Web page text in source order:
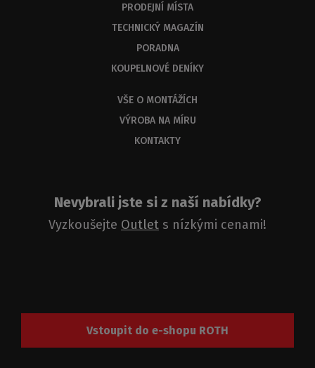
PRODEJNÍ MÍSTA
TECHNICKÝ MAGAZÍN
PORADNA
KOUPELNOVÉ DENÍKY
VŠE O MONTÁŽÍCH
VÝROBA NA MÍRU
KONTAKTY
Nevybrali jste si z naší nabídky?
Vyzkoušejte Outlet s nízkými cenami!
Vstoupit do e-shopu ROTH